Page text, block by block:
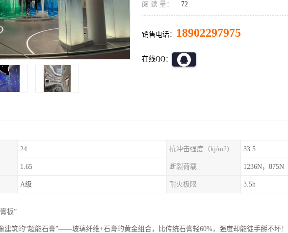
阅 读 量： 72
销售电话： 18902297975
在线QQ：
24 抗冲击强度（kj/m2） 33.5
1.65 断裂荷载 1236N，875N
A级 耐火极限 3.5h
板”‌
建筑的“超能石膏”——玻璃纤维+石膏的黄金组合，比传统石膏轻60%，强度却能徒手掰不坏